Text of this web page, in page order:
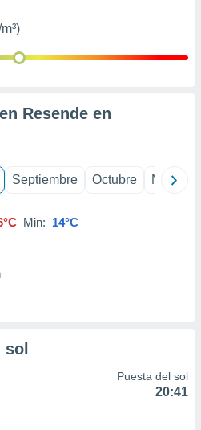
Resende en
Septiembre Octubre
Min: 14°C
Puesta del sol
20:41